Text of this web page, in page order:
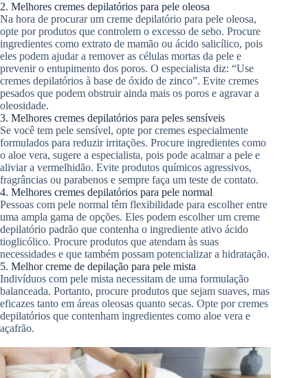
2. Melhores cremes depilatórios para pele oleosa
Na hora de procurar um creme depilatório para pele oleosa,
opte por produtos que controlem o excesso de sebo. Procure
ingredientes como extrato de mamão ou ácido salicílico, pois
eles podem ajudar a remover as células mortas da pele e
prevenir o entupimento dos poros. O especialista diz: “Use
cremes depilatórios à base de óxido de zinco”. Evite cremes
pesados ​​que podem obstruir ainda mais os poros e agravar a
oleosidade.
3. Melhores cremes depilatórios para peles sensíveis
Se você tem pele sensível, opte por cremes especialmente
formulados para reduzir irritações. Procure ingredientes como
o aloe vera, sugere a especialista, pois pode acalmar a pele e
aliviar a vermelhidão. Evite produtos químicos agressivos,
fragrâncias ou parabenos e sempre faça um teste de contato.
4. Melhores cremes depilatórios para pele normal
Pessoas com pele normal têm flexibilidade para escolher entre
uma ampla gama de opções. Eles podem escolher um creme
depilatório padrão que contenha o ingrediente ativo ácido
tioglicólico. Procure produtos que atendam às suas
necessidades e que também possam potencializar a hidratação.
5. Melhor creme de depilação para pele mista
Indivíduos com pele mista necessitam de uma formulação
balanceada. Portanto, procure produtos que sejam suaves, mas
eficazes tanto em áreas oleosas quanto secas. Opte por cremes
depilatórios que contenham ingredientes como aloe vera e
açafrão.